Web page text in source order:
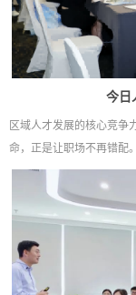
今日
区域人才发展的核心竞争
命，正是让职场不再错配